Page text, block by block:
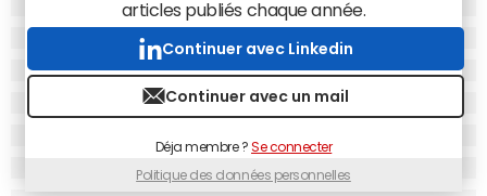
articles publiés chaque année.
Continuer avec Linkedin
Continuer avec un mail
Déja membre ?Se connecter
Politique des données personnelles